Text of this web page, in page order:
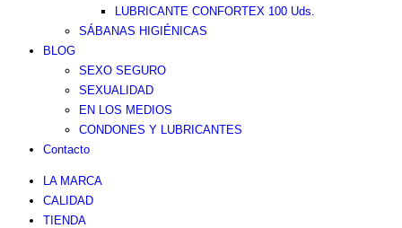
LUBRICANTE CONFORTEX 100 Uds.
SÁBANAS HIGIÉNICAS
BLOG
SEXO SEGURO
SEXUALIDAD
EN LOS MEDIOS
CONDONES Y LUBRICANTES
Contacto
LA MARCA
CALIDAD
TIENDA